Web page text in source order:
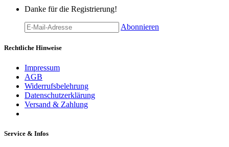
Danke für die Registrierung!
Abonnieren
Rechtliche Hinweise
Impressum
AGB
Widerrufsbelehrung
Datenschutzerklärung
Versand & Zahlung
Service & Infos